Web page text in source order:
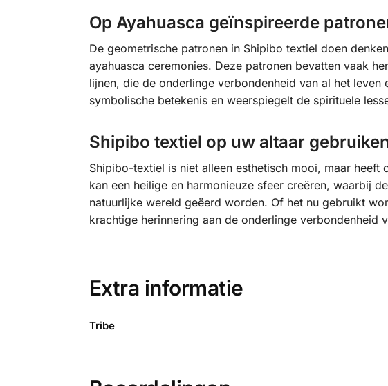
Op Ayahuasca geïnspireerde
De geometrische patronen in Shipibo textiel doen
ayahuasca ceremonies. Deze patronen bevatten vaak
lijnen, die de onderlinge verbondenheid van al het
symbolische betekenis en weerspiegelt de spirituele
Shipibo textiel op uw altaar gebruiken
Shipibo-textiel is niet alleen esthetisch mooi, maar
kan een heilige en harmonieuze sfeer creëren, waarbij
natuurlijke wereld geëerd worden. Of het nu gebruikt
krachtige herinnering aan de onderlinge verbondenheid
Extra informatie
Tribe